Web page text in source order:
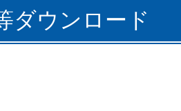
ダウンロード